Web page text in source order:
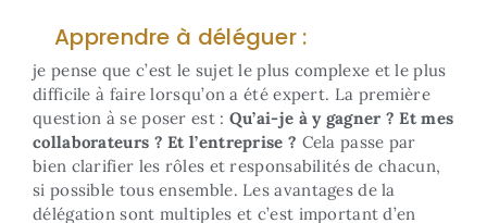
Apprendre à déléguer :
je pense que c’est le sujet le plus complexe et le plus
difficile à faire lorsqu’on a été expert. La première
question à se poser est : Qu’ai-je à y gagner ? Et mes
collaborateurs ? Et l’entreprise ? Cela passe par
bien clarifier les rôles et responsabilités de chacun,
si possible tous ensemble. Les avantages de la
délégation sont multiples et c’est important d’en